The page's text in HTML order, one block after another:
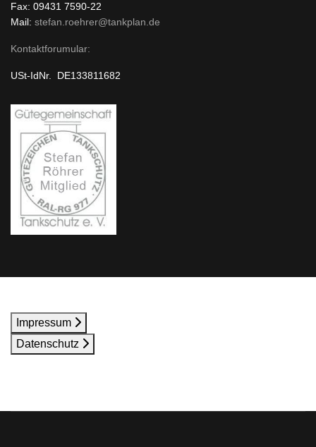
Fax: 09431 7590-22
Mail: stefan.roehrer@tankplan.de
Kontaktforumular:
USt-IdNr. DE133811682
Impressum
Datenschutz